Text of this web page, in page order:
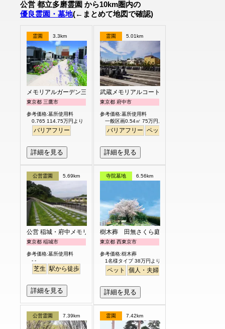
公営 都立多磨霊園 から10km圏内の
優良霊園・墓地(←まとめて地図で確認)
霊園 3.3km
メモリアルガーデン三鷹
東京都 三鷹市
参考価格:墓所使用料
0.765 114.75万円より
バリアフリー
詳細を見る
霊園 5.01km
武蔵メモリアルコート
東京都 府中市
参考価格:墓所使用料
一般区画0.54㎡ 75万円より
バリアフリー ペット
詳細を見る
公営霊園 5.69km
公営 稲城・府中メモリアルパーク
東京都 稲城市
参考価格:墓所使用料
- -
芝生 駅から徒歩
詳細を見る
寺院墓地 6.56km
樹木葬 田無さくら庭園
東京都 西東京市
参考価格:樹木葬
1名様タイプ 38万円より
ペット 個人・夫婦
詳細を見る
公営霊園 7.39km 霊園 7.42km